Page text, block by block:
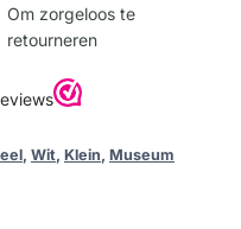
Om zorgeloos te
retourneren
, Wit, Klein, Museum